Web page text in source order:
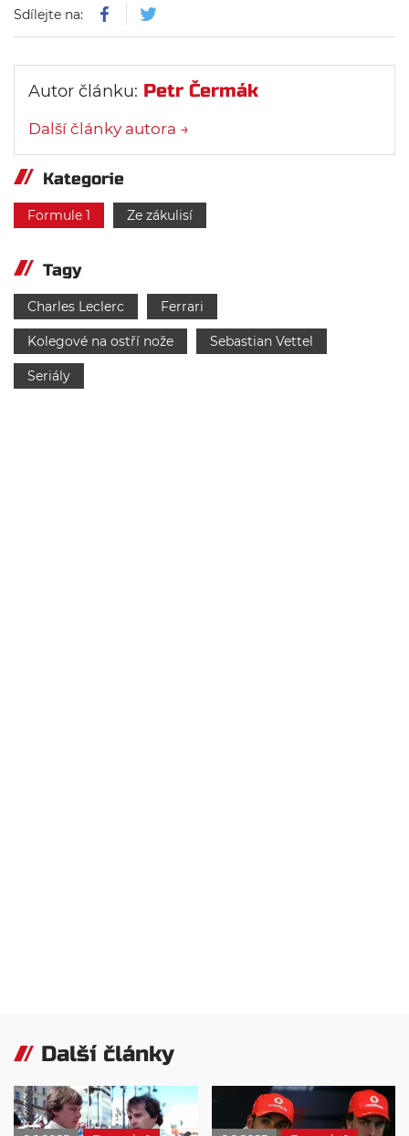
Sdílejte na:
Autor článku: Petr Čermák
Další články autora →
Kategorie
Formule 1 Ze zákulisí
Tagy
Charles Leclerc Ferrari
Kolegové na ostří nože Sebastian Vettel
Seriály
Další články